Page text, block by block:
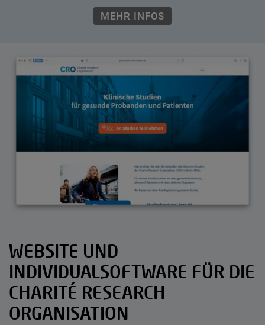
MEHR INFOS
WEBSITE UND
INDIVIDUALSOFTWARE FÜR DIE
CHARITÉ RESEARCH
ORGANISATION